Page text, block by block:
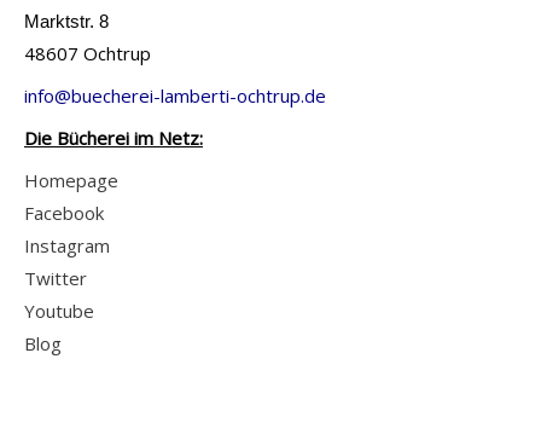
Marktstr. 8
48607 Ochtrup
info@buecherei-lamberti-ochtrup.de
Die Bücherei im Netz:
Homepage
Facebook
Instagram
Twitter
Youtube
Blog